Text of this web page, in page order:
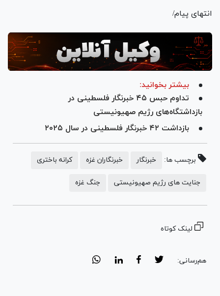
انتهای پیام/
بیشتر بخوانید:
تداوم حبس ۴۵ خبرنگار فلسطینی در
بازداشتگاه‌های رژیم صهیونیستی
بازداشت ۴۲ خبرنگار فلسطینی در سال ۲۰۲۵
برچسب ها: خبرنگار خبرنگاران غزه کرانه باختری
جنایت های رژیم صهیونیستی جنگ غزه
لینک کوتاه
هم‌رسانی: